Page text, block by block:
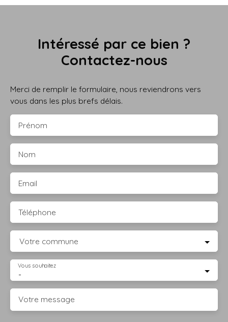
Intéressé par ce bien ?
Contactez-nous
Merci de remplir le formulaire, nous reviendrons vers
vous dans les plus brefs délais.
Prénom
Nom
Email
Téléphone
Votre commune
-
Vous souhaitez
Votre message